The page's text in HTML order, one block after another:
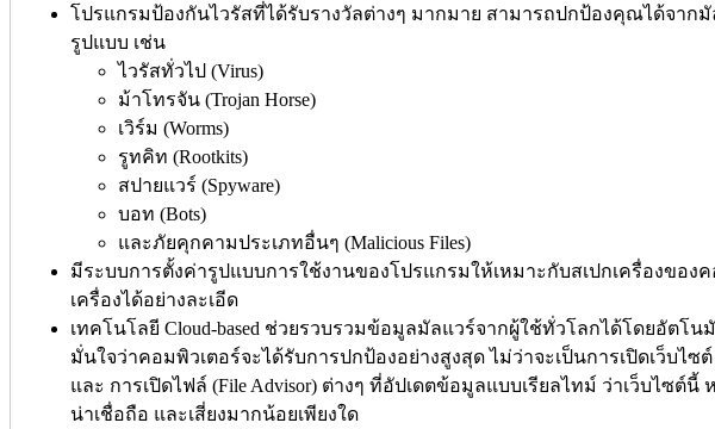
โปรแกรมป้องกันไวรัสที่ได้รับรางวัลต่างๆ มากมาย สามารถปกป้องคุณได้จาก
รูปแบบ เช่น
ไวรัสทั่วไป (Virus)
ม้าโทรจัน (Trojan Horse)
เวิร์ม (Worms)
รูทคิท (Rootkits)
สปายแวร์ (Spyware)
บอท (Bots)
และภัยคุกคามประเภทอื่นๆ (Malicious Files)
มีระบบการตั้งค่ารูปแบบการใช้งานของโปรแกรมให้เหมาะกับสเปกเครื่องของ
เครื่องได้อย่างละเอีด
เทคโนโลยี Cloud-based ช่วยรวบรวมข้อมูลมัลแวร์จากผู้ใช้ทั่วโลกได้โดยอัตโ
มั่นใจว่าคอมพิวเตอร์จะได้รับการปกป้องอย่างสูงสุด ไม่ว่าจะเป็นการเปิดเว็บไซต์
และ การเปิดไฟล์ (File Advisor) ต่างๆ ที่อัปเดตข้อมูลแบบเรียลไทม์ ว่าเว็บไซต์นี้
น่าเชื่อถือ และเสี่ยงมากน้อยเพียงใด